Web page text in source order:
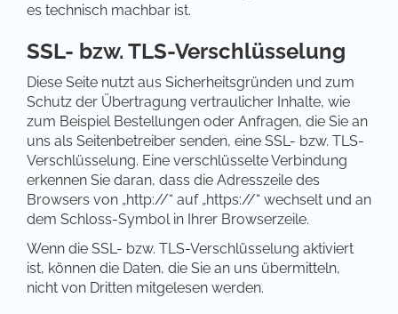
es technisch machbar ist.
SSL- bzw. TLS-Verschlüsselung
Diese Seite nutzt aus Sicherheitsgründen und zum
Schutz der Übertragung vertraulicher Inhalte, wie
zum Beispiel Bestellungen oder Anfragen, die Sie an
uns als Seitenbetreiber senden, eine SSL- bzw. TLS-
Verschlüsselung. Eine verschlüsselte Verbindung
erkennen Sie daran, dass die Adresszeile des
Browsers von „http://“ auf „https://“ wechselt und an
dem Schloss-Symbol in Ihrer Browserzeile.
Wenn die SSL- bzw. TLS-Verschlüsselung aktiviert
ist, können die Daten, die Sie an uns übermitteln,
nicht von Dritten mitgelesen werden.